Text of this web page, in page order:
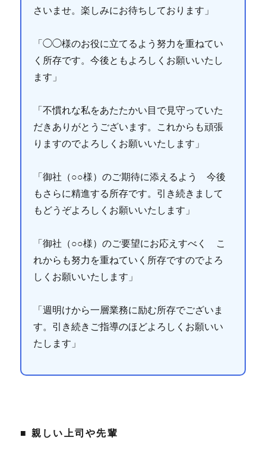
さいませ。楽しみにお待ちしております」
「◯◯様のお役に立てるよう努力を重ねてい
く所存です。今後ともよろしくお願いいたし
ます」
「不慣れな私をあたたかい目で見守っていた
だきありがとうございます。これからも頑張
りますのでよろしくお願いいたします」
「御社（○○様）のご期待に添えるよう 今後
もさらに精進する所存です。引き続きまして
もどうぞよろしくお願いいたします」
「御社（○○様）のご要望にお応えすべく こ
れからも努力を重ねていく所存ですのでよろ
しくお願いいたします」
「週明けから一層業務に励む所存でございま
す。引き続きご指導のほどよろしくお願いい
たします」
■ 親しい上司や先輩